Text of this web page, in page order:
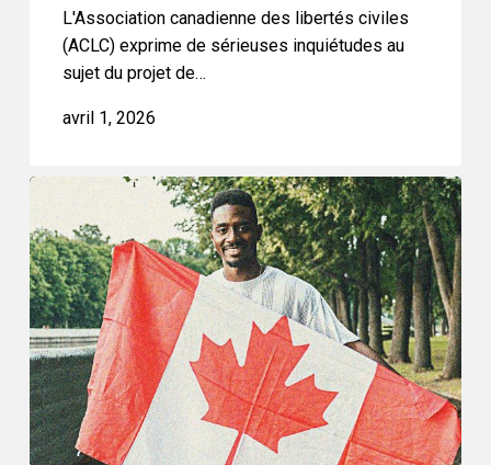
privée
L'Association canadienne des libertés civiles
(ACLC) exprime de sérieuses inquiétudes au
sujet du projet de…
avril 1, 2026
projet
de
loi
C-
12
est
une
attaque